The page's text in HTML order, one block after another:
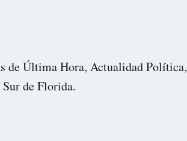
de Última Hora, Actualidad Política,
de Florida.